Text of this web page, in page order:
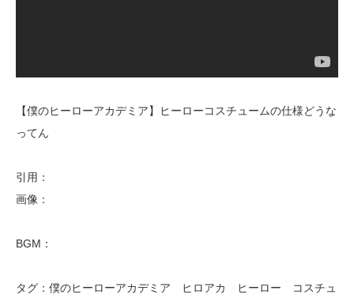
【僕のヒーローアカデミア】ヒーローコスチュームの仕様どうな
ってん
引用：
画像：
BGM：
タグ：僕のヒーローアカデミア ヒロアカ ヒーロー コスチュ